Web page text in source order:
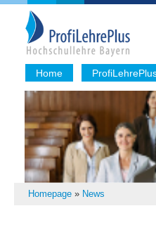
Home
Homepage » News